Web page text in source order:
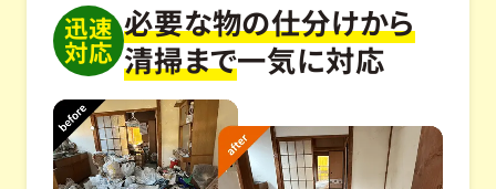
迅速
対応
必要な物の仕分けから
清掃まで一気に対応